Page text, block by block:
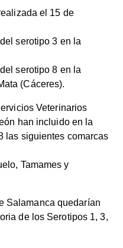
el 15 de
serotipo 3 en la
serotipo 8 en la
(Cáceres).
Veterinarios
han incluido en la
las siguientes comarcas
Tamames y
Salamanca quedarían
de los Serotipos 1, 3,